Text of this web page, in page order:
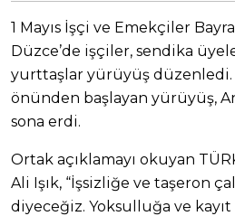
1 Mayıs İşçi ve Emekçiler
Düzce’de işçiler, sendika
yurttaşlar yürüyüş düzenledi.
önünden başlayan yürüyüş,
sona erdi.
Ortak açıklamayı okuyan
Ali Işık, “İşsizliğe ve taşeron
diyeceğiz. Yoksulluğa ve kayıt